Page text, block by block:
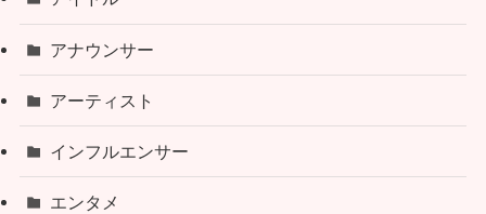
アナウンサー
アーティスト
インフルエンサー
エンタメ